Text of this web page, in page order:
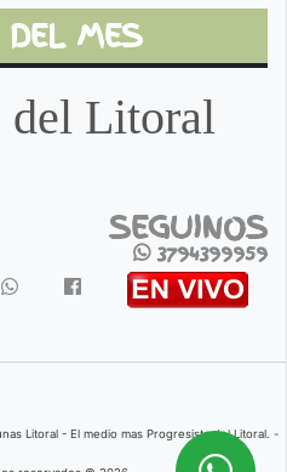
MES
del Litoral
SEGUINOS
3794399959
Litoral - El medio mas Progresista del Litoral. -